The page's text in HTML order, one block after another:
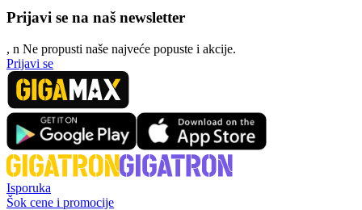
Prijavi se na naš newsletter
, n Ne propusti naše najveće popuste i akcije.
Prijavi se
Isporuka
Šok cene i promocije